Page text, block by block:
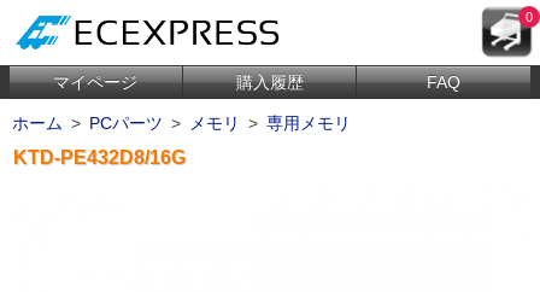
0
マイページ 購入履歴 FAQ
ホーム > PCパーツ > メモリ > 専用メモリ
KTD-PE432D8/16G